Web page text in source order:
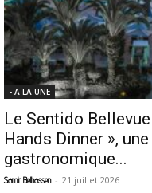
- A LA UNE
Le Sentido
Hands Dinner »,
gastronomique...
Samir Belhassen - 21 juillet 2026